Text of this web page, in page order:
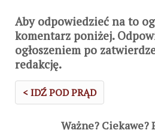
Aby odpowiedzieć na to
komentarz poniżej.
ogłoszeniem po
redakcję.
< IDŹ POD PRĄD
Ważne? Ciekawe?